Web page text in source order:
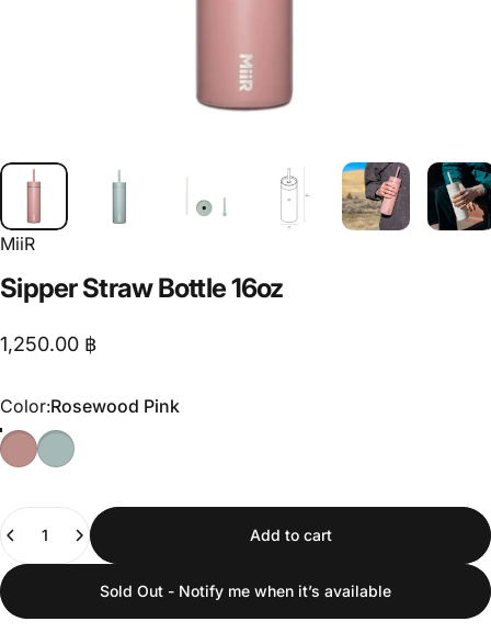
MiiR
SipperStrawBottle16oz
1,250.00 ฿
Color
Color:Rosewood Pink
Add to cart
Sold Out - Notify me when it’s available